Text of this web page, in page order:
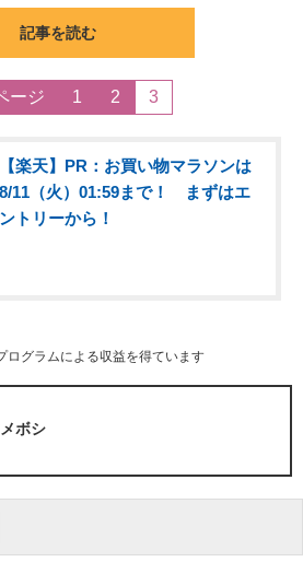
記事を読む
ージ 1 2 3
【楽天】PR：お買い物マラソンは
8/11（火）01:59まで！ まずはエ
ントリーから！
グラムによる収益を得ています
ボシ